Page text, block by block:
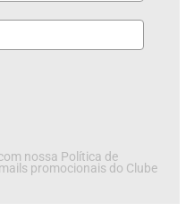
nossa Política de
promocionais do Clube